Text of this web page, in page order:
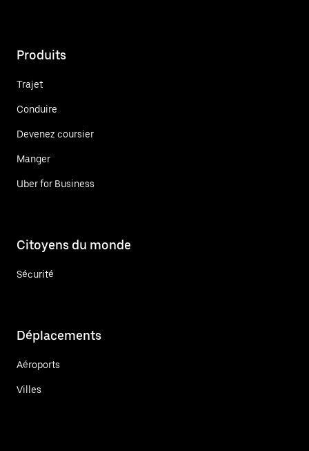
Produits
Trajet
Conduire
Devenez coursier
Manger
Uber for Business
Citoyens du monde
Sécurité
Déplacements
Aéroports
Villes